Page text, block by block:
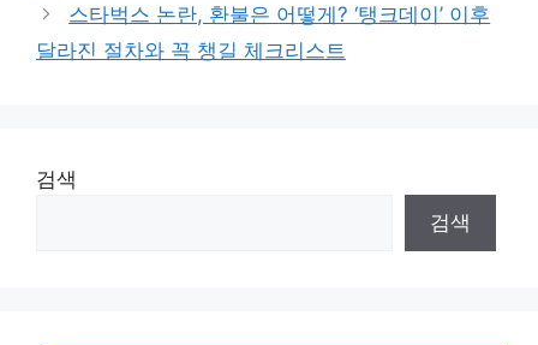
스타벅스 논란, 환불은 어떻게? ‘탱크데이’ 이후
달라진 절차와 꼭 챙길 체크리스트
검색
검색